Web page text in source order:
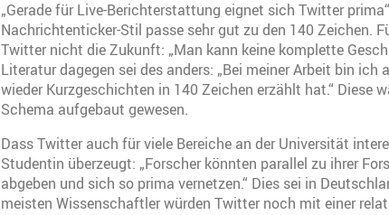
„Gerade für Live-Berichterstattung eignet sich Twitter
Nachrichtenticker-Stil passe sehr gut zu den 140 Zeichen.
Twitter nicht die Zukunft: „Man kann keine komplette
Literatur dagegen sei des anders: „Bei meiner Arbeit bin ich
wieder Kurzgeschichten in 140 Zeichen erzählt hat.“ Diese
Schema aufgebaut gewesen.
Dass Twitter auch für viele Bereiche an der Universität
Studentin überzeugt: „Forscher könnten parallel zu ihrer
abgeben und sich so prima vernetzen.“ Dies sei in
meisten Wissenschaftler würden Twitter noch mit einer